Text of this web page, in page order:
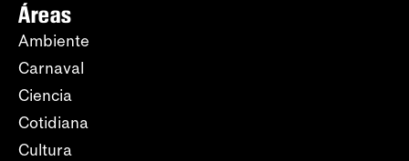
Áreas
Ambiente
Carnaval
Ciencia
Cotidiana
Cultura